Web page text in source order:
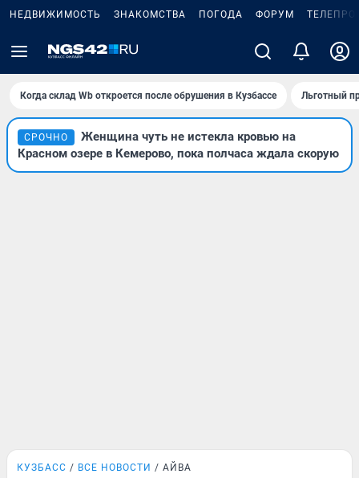
НЕДВИЖИМОСТЬ ЗНАКОМСТВА ПОГОДА ФОРУМ
Когда склад Wb откроется после обрушения в Кузбассе Льготный
СРОЧНО
Женщина чуть не истекла кровью на
Красном озере в Кемерово, пока полчаса ждала скорую
КУЗБАСС ВСЕ НОВОСТИ АЙВА